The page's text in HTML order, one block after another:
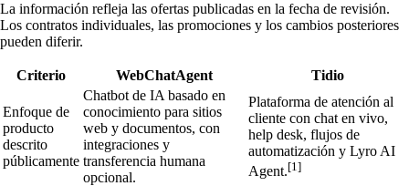
La información refleja las ofertas publicadas en la fecha de revisión.
Los contratos individuales, las promociones y los cambios posteriores
pueden diferir.
Criterio WebChatAgent Tidio
Enfoque de
producto
descrito
públicamente
Chatbot de IA basado en
conocimiento para sitios
web y documentos, con
integraciones y
transferencia humana
opcional.
Plataforma de atención al
cliente con chat en vivo,
help desk, flujos de
automatización y Lyro AI
Agent.[1]